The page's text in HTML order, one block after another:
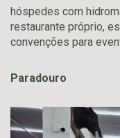
hóspedes com
restaurante próprio,
convenções para
Paradouro